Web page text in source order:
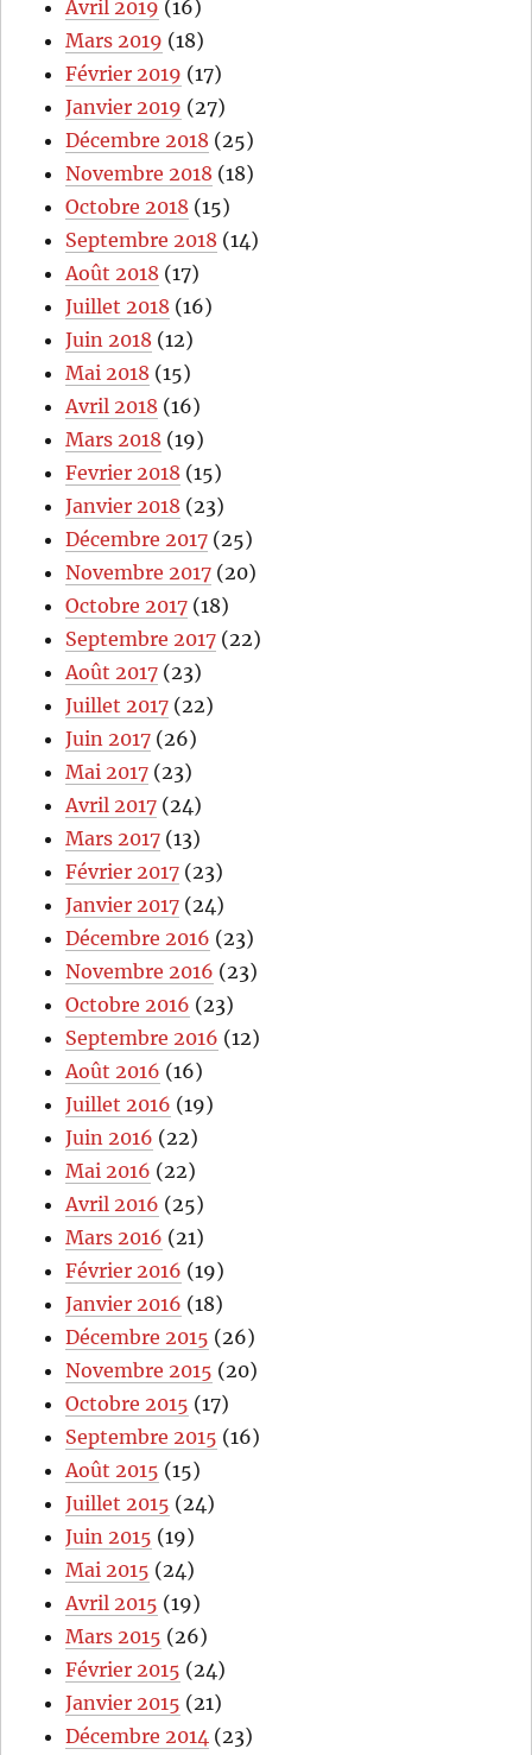
Avril 2019 (16)
Mars 2019 (18)
Février 2019 (17)
Janvier 2019 (27)
Décembre 2018 (25)
Novembre 2018 (18)
Octobre 2018 (15)
Septembre 2018 (14)
Août 2018 (17)
Juillet 2018 (16)
Juin 2018 (12)
Mai 2018 (15)
Avril 2018 (16)
Mars 2018 (19)
Fevrier 2018 (15)
Janvier 2018 (23)
Décembre 2017 (25)
Novembre 2017 (20)
Octobre 2017 (18)
Septembre 2017 (22)
Août 2017 (23)
Juillet 2017 (22)
Juin 2017 (26)
Mai 2017 (23)
Avril 2017 (24)
Mars 2017 (13)
Février 2017 (23)
Janvier 2017 (24)
Décembre 2016 (23)
Novembre 2016 (23)
Octobre 2016 (23)
Septembre 2016 (12)
Août 2016 (16)
Juillet 2016 (19)
Juin 2016 (22)
Mai 2016 (22)
Avril 2016 (25)
Mars 2016 (21)
Février 2016 (19)
Janvier 2016 (18)
Décembre 2015 (26)
Novembre 2015 (20)
Octobre 2015 (17)
Septembre 2015 (16)
Août 2015 (15)
Juillet 2015 (24)
Juin 2015 (19)
Mai 2015 (24)
Avril 2015 (19)
Mars 2015 (26)
Février 2015 (24)
Janvier 2015 (21)
Décembre 2014 (23)